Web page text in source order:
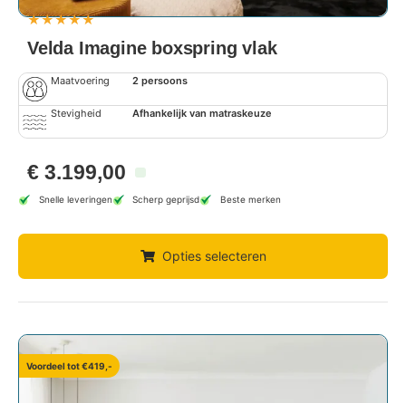
★★★★★
Velda Imagine boxspring vlak
Maatvoering 2 persoons
Stevigheid Afhankelijk van matraskeuze
€ 3.199,00
Snelle leveringen Scherp geprijsd Beste merken
Opties selecteren
Voordeel tot €419,-